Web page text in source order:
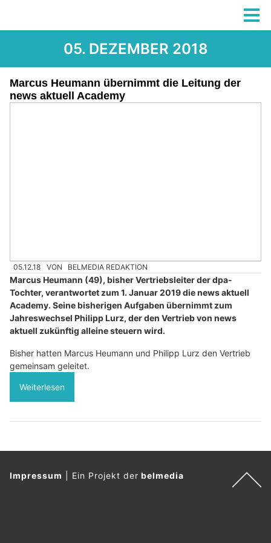
05. DEZEMBER 2018
Marcus Heumann übernimmt die Leitung der
news aktuell Academy
05.12.18 VON BELMEDIA REDAKTION
Marcus Heumann (49), bisher Vertriebsleiter der dpa-
Tochter, verantwortet zum 1. Januar 2019 die news aktuell
Academy. Seine bisherigen Aufgaben übernimmt zum
Jahreswechsel Philipp Lurz, der den Vertrieb von news
aktuell zukünftig alleine steuern wird.
Bisher hatten Marcus Heumann und Philipp Lurz den Vertrieb
gemeinsam geleitet.
Weiterlesen
Impressum Ein Projekt der belmedia